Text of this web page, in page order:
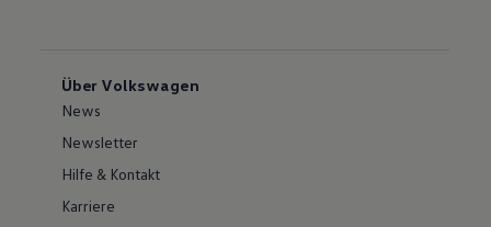
Über Volkswagen
News
Newsletter
Hilfe & Kontakt
Karriere